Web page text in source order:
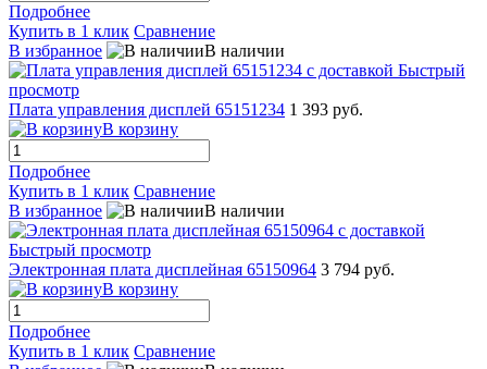
Подробнее
Купить в 1 клик Сравнение
В избранное
В наличии
Быстрый
просмотр
Плата управления дисплей 65151234 1 393 руб.
В корзину
Подробнее
Купить в 1 клик Сравнение
В избранное
В наличии
Быстрый просмотр
Электронная плата дисплейная 65150964 3 794 руб.
В корзину
Подробнее
Купить в 1 клик Сравнение